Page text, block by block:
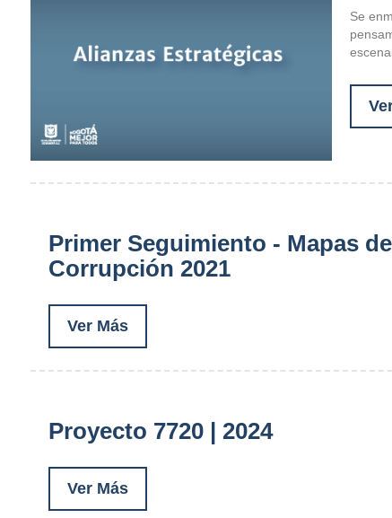
Se
Primer Seguimiento - Mapas
Corrupción 2021
Ver Más
Proyecto 7720 | 2024
Ver Más